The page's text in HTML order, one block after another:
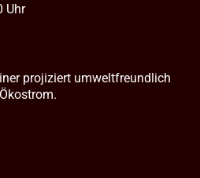
Uhr
projiziert umweltfreundlich